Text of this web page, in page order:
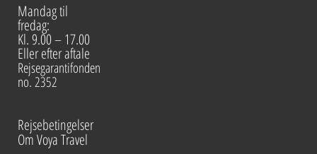
Mandag til
fredag:
Kl. 9.00 – 17.00
Eller efter aftale
Rejsegarantifonden
no. 2352
Rejsebetingelser
Om Voya Travel